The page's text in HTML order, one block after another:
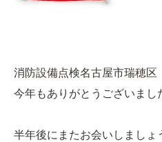
消防設備点検名古屋市瑞穂区
今年もありがとうございまし
半年後にまたお会いしましょ